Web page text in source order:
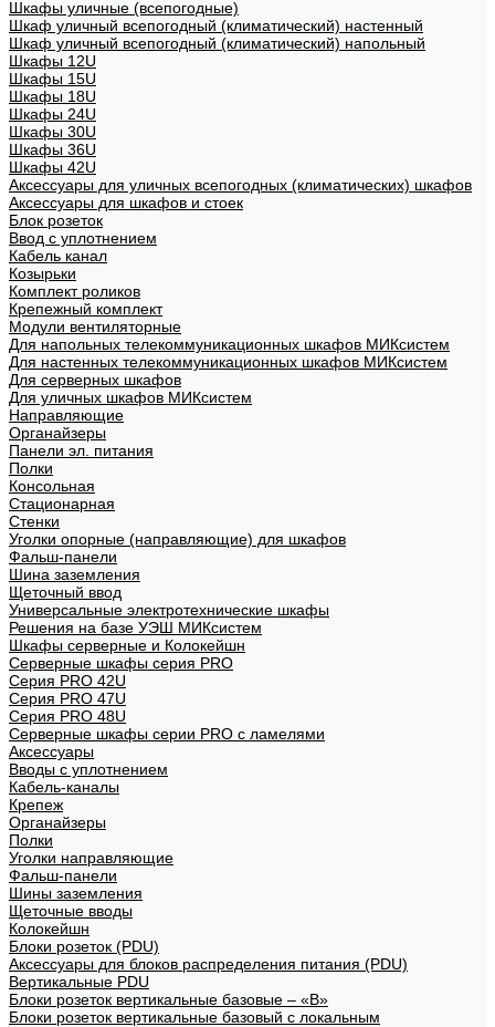
Шкафы уличные (всепогодные)
Шкаф уличный всепогодный (климатический) настенный
Шкаф уличный всепогодный (климатический) напольный
Шкафы 12U
Шкафы 15U
Шкафы 18U
Шкафы 24U
Шкафы 30U
Шкафы 36U
Шкафы 42U
Аксессуары для уличных всепогодных (климатических) шкафов
Аксессуары для шкафов и стоек
Блок розеток
Ввод с уплотнением
Кабель канал
Козырьки
Комплект роликов
Крепежный комплект
Модули вентиляторные
Для напольных телекоммуникационных шкафов МИКсистем
Для настенных телекоммуникационных шкафов МИКсистем
Для серверных шкафов
Для уличных шкафов МИКсистем
Направляющие
Органайзеры
Панели эл. питания
Полки
Консольная
Стационарная
Стенки
Уголки опорные (направляющие) для шкафов
Фальш-панели
Шина заземления
Щеточный ввод
Универсальные электротехнические шкафы
Решения на базе УЭШ МИКсистем
Шкафы серверные и Колокейшн
Серверные шкафы серия PRO
Серия PRO 42U
Серия PRO 47U
Серия PRO 48U
Серверные шкафы серии PRO с ламелями
Аксессуары
Вводы с уплотнением
Кабель-каналы
Крепеж
Органайзеры
Полки
Уголки направляющие
Фальш-панели
Шины заземления
Щеточные вводы
Колокейшн
Блоки розеток (PDU)
Аксессуары для блоков распределения питания (PDU)
Вертикальные PDU
Блоки розеток вертикальные базовые – «В»
Блоки розеток вертикальные базовый с локальным